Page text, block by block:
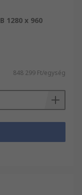
1280 x 960
848 299 Ft/egység